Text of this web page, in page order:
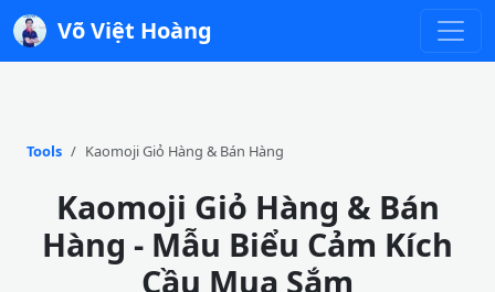
Võ Việt Hoàng
Tools Kaomoji Giỏ Hàng & Bán Hàng
Kaomoji Giỏ Hàng & Bán
Hàng - Mẫu Biểu Cảm Kích
Cầu Mua Sắm